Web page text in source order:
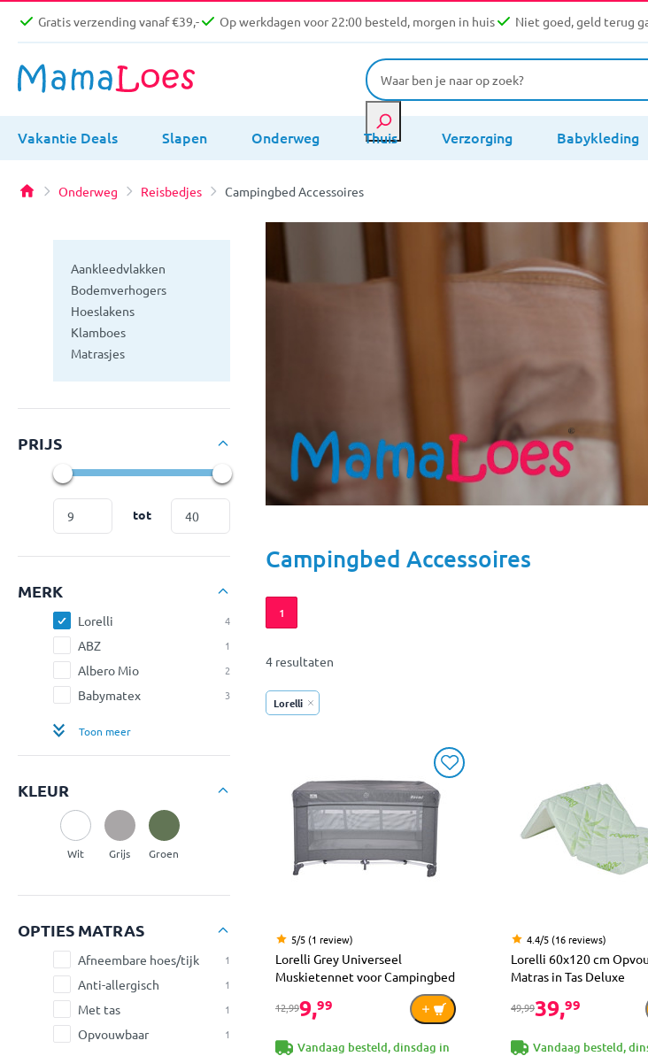
Gratis verzending vanaf €39,- Op werkdagen voor 22:00 besteld, morgen in huis Niet goed, geld terug
Vakantie Deals Slapen Onderweg Thuis Verzorging Babykleding
Onderweg Reisbedjes Campingbed Accessoires
Aankleedvlakken
Bodemverhogers
Hoeslakens
Klamboes
Matrasjes
PRIJS
tot
MERK
Lorelli 4
ABZ 1
Albero Mio 2
Babymatex 3
Toon meer
KLEUR
Wit Grijs Groen
OPTIES MATRAS
Afneembare hoes/tijk 1
Anti-allergisch 1
Met tas 1
Opvouwbaar 1
Campingbed Accessoires
1
4 resultaten
Lorelli
5/5 (1 review)
Lorelli Grey Universeel
Muskietennet voor Campingbed
12,999,99
Vandaag besteld, dinsdag in
4.4/5 (16 reviews)
Lorelli 60x120 cm
Matras in Tas Deluxe
49,9939,99
Vandaag besteld,